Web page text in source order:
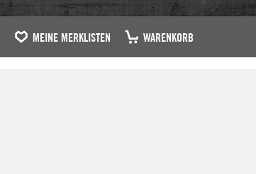
MEINE MERKLISTEN WARENKORB